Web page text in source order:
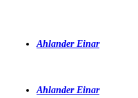
Ahlander Einar
Ahlander Einar